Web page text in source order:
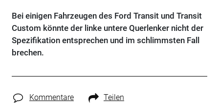
Bei einigen Fahrzeugen des Ford Transit und Transit
Custom könnte der linke untere Querlenker nicht der
Spezifikation entsprechen und im schlimmsten Fall
brechen.
Kommentare Teilen